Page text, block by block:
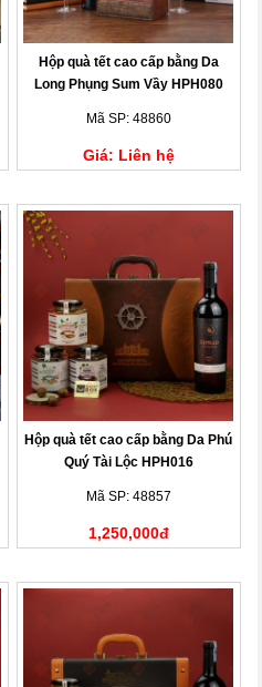
Hộp quà tết cao cấp bằng Da
Long Phụng Sum Vầy HPH080
Mã SP: 48860
Giá: Liên hệ
Hộp quà tết cao cấp bằng Da Phú
Quý Tài Lộc HPH016
Mã SP: 48857
1,250,000đ